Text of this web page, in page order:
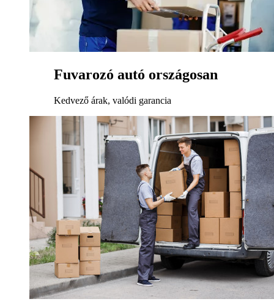
Fuvarozó autó országosan
Kedvező árak, valódi garancia